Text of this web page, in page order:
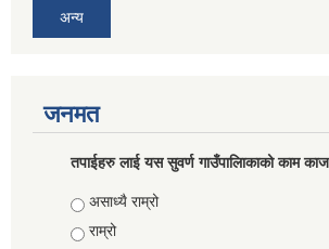
अन्य
जनमत
तपाईहरु लाई यस सुवर्ण गाउँपालिाकाको काम
Choices
असाध्यै राम्रो
राम्रो